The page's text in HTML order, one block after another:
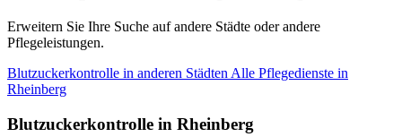
Erweitern Sie Ihre Suche auf andere Städte oder andere
Pflegeleistungen.
Blutzuckerkontrolle in anderen Städten Alle Pflegedienste in
Rheinberg
Blutzuckerkontrolle in Rheinberg